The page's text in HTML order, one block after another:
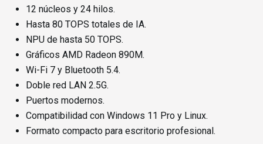
12 núcleos y 24 hilos.
Hasta 80 TOPS totales de IA.
NPU de hasta 50 TOPS.
Gráficos AMD Radeon 890M.
Wi-Fi 7 y Bluetooth 5.4.
Doble red LAN 2.5G.
Puertos modernos.
Compatibilidad con Windows 11 Pro y Linux.
Formato compacto para escritorio profesional.